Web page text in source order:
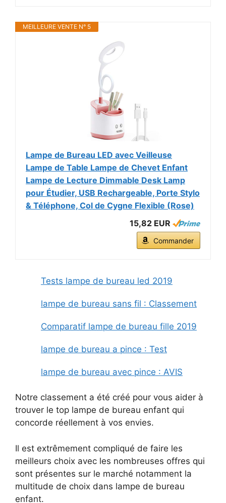
MEILLEURE VENTE N° 5
Lampe de Bureau LED avec Veilleuse
Lampe de Table Lampe de Chevet Enfant
Lampe de Lecture Dimmable Desk Lamp
pour Étudier, USB Rechargeable, Porte Stylo
& Téléphone, Col de Cygne Flexible (Rose)
15,82 EUR
Commander
Tests lampe de bureau led 2019
lampe de bureau sans fil : Classement
Comparatif lampe de bureau fille 2019
lampe de bureau a pince : Test
lampe de bureau avec pince : AVIS
Notre classement a été créé pour vous aider à
trouver le top lampe de bureau enfant qui
concorde réellement à vos envies.
Il est extrêmement compliqué de faire les
meilleurs choix avec les nombreuses offres qui
sont présentes sur le marché notamment la
multitude de choix dans lampe de bureau
enfant.